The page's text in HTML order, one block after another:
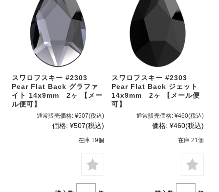
スワロフスキー #2303
Pear Flat Back グラファ
イト 14x9mm 2ヶ 【メー
ル便可】
通常販売価格: ¥507(税込)
価格: ¥507(税込)
在庫 19個
スワロフスキー #2303
Pear Flat Back ジェット
14x9mm 2ヶ 【メール便
可】
通常販売価格: ¥460(税込)
価格: ¥460(税込)
在庫 21個